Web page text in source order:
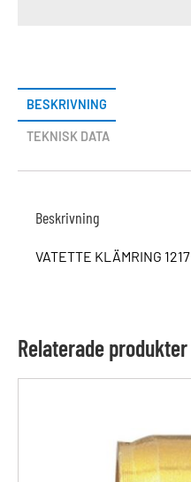
BESKRIVNING
TEKNISK DATA
Beskrivning
VATETTE KLÄMRING 1217
Relaterade produkter